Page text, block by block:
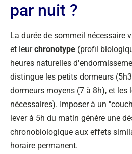
par nuit ?
La durée de sommeil nécessaire
et leurchronotype (profil
heures naturelles
distingue les petits dormeurs
dormeurs moyens (7 à 8h), et les
nécessaires). Imposer à un
lever à 5h du matin génère une
chronobiologique aux effets
horaire permanent.